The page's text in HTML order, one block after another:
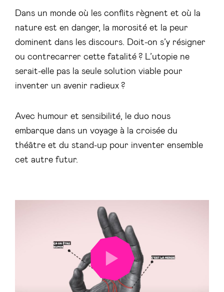
Dans un monde où les conflits règnent et où la
nature est en danger, la morosité et la peur
dominent dans les discours. Doit-on s’y résigner
ou contrecarrer cette fatalité ? L’utopie ne
serait-elle pas la seule solution viable pour
inventer un avenir radieux ?
Avec humour et sensibilité, le duo nous
embarque dans un voyage à la croisée du
théâtre et du stand-up pour inventer ensemble
cet autre futur.
LANCER
VIDÉO